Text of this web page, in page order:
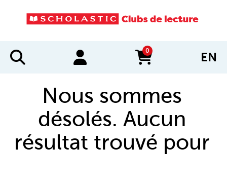
0
items in cart EN
Nous sommes
désolés. Aucun
résultat trouvé pour